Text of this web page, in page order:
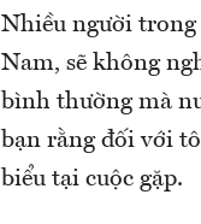
Nhiều người
Nam, sẽ không
bình thường mà
bạn rằng đối với
biểu tại cuộc gặp.